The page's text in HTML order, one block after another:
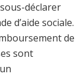
déclarer
d’aide sociale.
de
sont